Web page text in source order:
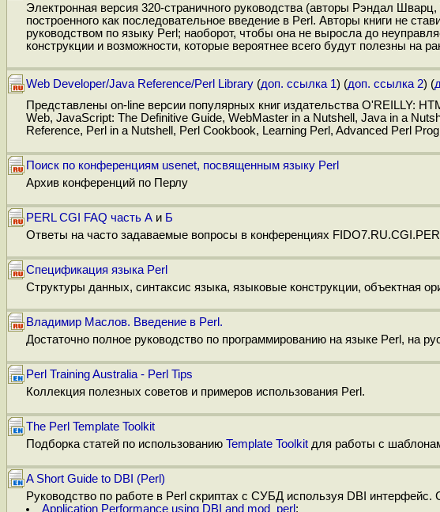
Электронная версия 320-страничного руководства (авторы Рэндал
построенного как последовательное введение в Perl. Авторы книги не
руководством по языку Perl; наоборот, чтобы она не выросла до
конструкции и возможности, которые вероятнее всего будут полезны на
Web Developer/Java Reference/Perl Library (доп. ссылка 1) (доп. ссылка 2) (
Представлены on-line версии популярных книг издательства O'REILLY:
Web, JavaScript: The Definitive Guide, WebMaster in a Nutshell, Java in a
Reference, Perl in a Nutshell, Perl Cookbook, Learning Perl, Advanced Perl
Поиск по конференциям usenet, посвященным языку Perl
Архив конференций по Перлу
PERL CGI FAQ часть А и Б
Ответы на часто задаваемые вопросы в конференциях
Спецификация языка Perl
Cтруктуры данных, синтаксис языка, языковые конструкции, объектная
Владимир Маслов. Введение в Perl.
Достаточно полное руководство по программированию на языке Perl, на
Perl Training Australia - Perl Tips
Коллекция полезных советов и примеров использования Perl.
The Perl Template Toolkit
Подборка статей по использованию Template Toolkit для работы с
A Short Guide to DBI (Perl)
Руководство по работе в Perl скриптах с СУБД используя DBI интерфейс.
Application Performance using DBI and mod_perl ;